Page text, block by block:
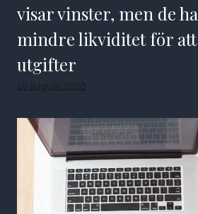
visar vinster, men de
mindre likviditet för att
utgifter
10 augusti 2026